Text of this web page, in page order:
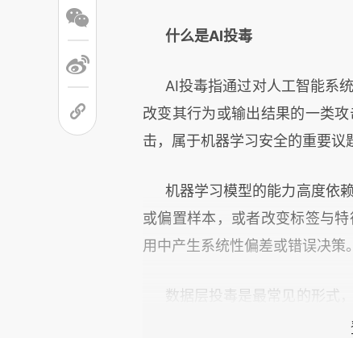
什么是AI投毒
AI投毒指通过对人工智能系
改变其行为或输出结果的一类
击，属于机器学习安全的重要议
机器学习模型的能力高度依
或偏置样本，或者改变标签与
用中产生系统性偏差或错误决策。
数据层投毒是最常见的形式
推荐系统训练数据中注入虚假